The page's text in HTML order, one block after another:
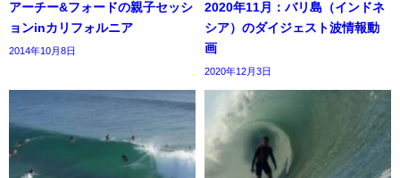
アーチー&フォードの親子セッシ
ョンinカリフォルニア
2014年10月8日
2020年11月：バリ島（インドネ
シア）のダイジェスト波情報動
画
2020年12月3日